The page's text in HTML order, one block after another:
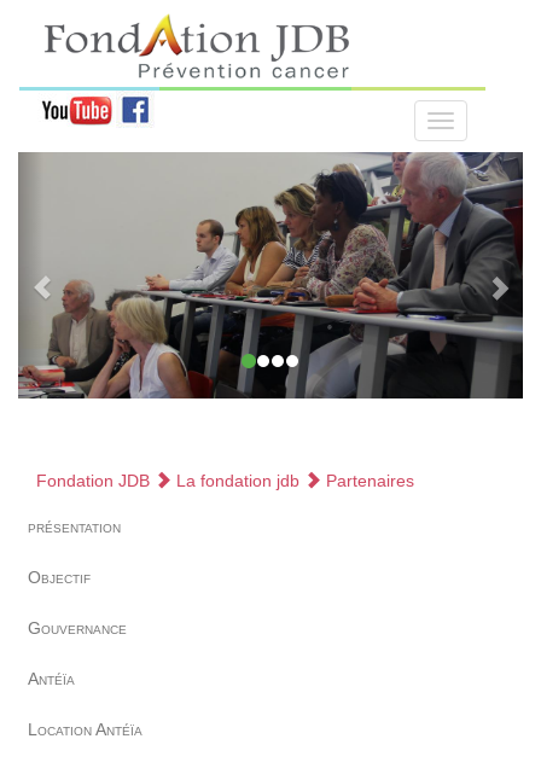
Fondation JDB La fondation jdb Partenaires
présentation
Objectif
Gouvernance
Antéïa
Location Antéïa